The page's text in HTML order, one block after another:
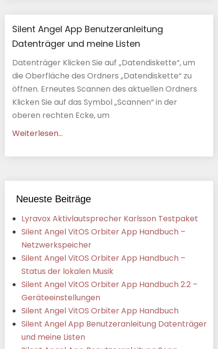
Silent Angel App Benutzeranleitung
Datenträger und meine Listen
Datenträger Klicken Sie auf „Datendiskette“, um
die Oberfläche des Ordners „Datendiskette“ zu
öffnen. Erneutes Scannen des aktuellen Ordners
Klicken Sie auf das Symbol „Scannen“ in der
oberen rechten Ecke, um
Weiterlesen...
Neueste Beiträge
Lyravox Aktivlautsprecher Karlsson Testpaket
Silent Angel VitOS Orbiter App Handbuch –
Netzwerkspeicher
Silent Angel VitOS Orbiter App Handbuch –
Status der lokalen Musik
Silent Angel VitOS Orbiter App Handbuch 2.2 –
Geräteeinstellungen
Silent Angel VitOS Orbiter App Handbuch
Silent Angel App Benutzeranleitung Datenträger
und meine Listen